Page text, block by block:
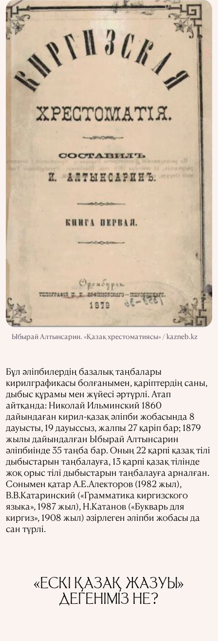
Ыбырай Алтынсарин. «Қазақ хрестоматиясы» / kazneb.kz
Бұл әліпбилердің базалық таңбалары
кирилграфикасы болғанымен, қаріптердің саны,
дыбыс құрамы мен жүйесі әртүрлі. Атап
айтқанда: Николай Ильминский 1860
дайындаған кирил-қазақ әліпби жобасында 8
дауысты, 19 дауыссыз, жалпы 27 қаріп бар; 1879
жылы дайындалған Ыбырай Алтынсарин
әліпбиінде 35 таңба бар. Оның 22 қарпі қазақ тілі
дыбыстарын таңбалауға, 13 қарпі қазақ тілінде
жоқ орыс тілі дыбыстарын таңбалауға арналған.
Сонымен қатар А.Е.Алекторов (1982 жыл),
В.В.Катаринский («Грамматика киргизского
языка», 1987 жыл), Н.Катанов («Букварь для
киргиз», 1908 жыл) әзірлеген әліпби жобасы да
сан түрлі.
«ЕСКІ ҚАЗАҚ ЖАЗУЫ»
ДЕГЕНІМІЗ НЕ?